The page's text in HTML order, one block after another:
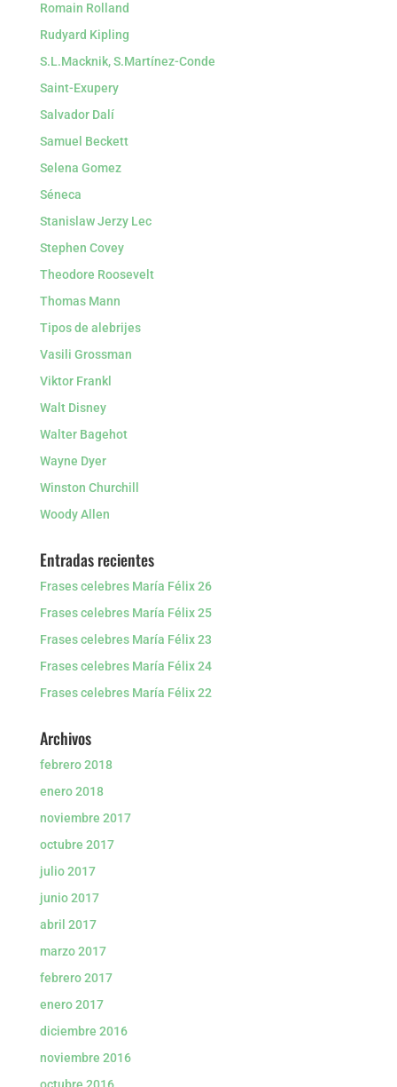
Romain Rolland
Rudyard Kipling
S.L.Macknik, S.Martínez-Conde
Saint-Exupery
Salvador Dalí
Samuel Beckett
Selena Gomez
Séneca
Stanislaw Jerzy Lec
Stephen Covey
Theodore Roosevelt
Thomas Mann
Tipos de alebrijes
Vasili Grossman
Viktor Frankl
Walt Disney
Walter Bagehot
Wayne Dyer
Winston Churchill
Woody Allen
Entradas recientes
Frases celebres María Félix 26
Frases celebres María Félix 25
Frases celebres María Félix 23
Frases celebres María Félix 24
Frases celebres María Félix 22
Archivos
febrero 2018
enero 2018
noviembre 2017
octubre 2017
julio 2017
junio 2017
abril 2017
marzo 2017
febrero 2017
enero 2017
diciembre 2016
noviembre 2016